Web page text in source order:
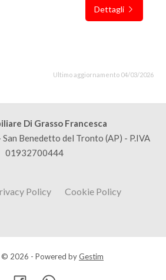
Dettagli
Ultimo aggiornamento 04/03/2026
Di Grasso Francesca
Benedetto del Tronto (AP) - P.IVA
01932700444
Policy Cookie Policy
2026 - Powered byGestim